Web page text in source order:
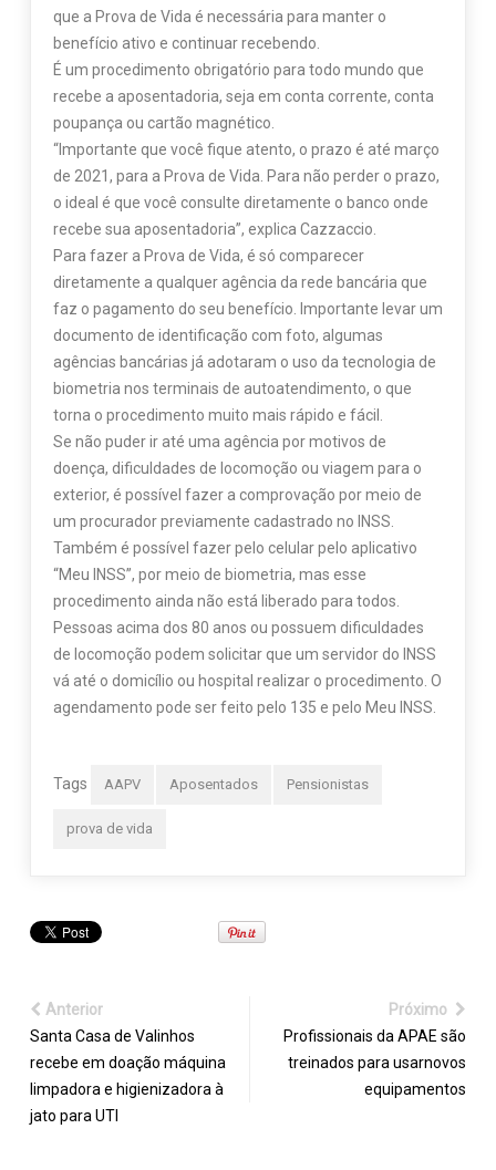
que a Prova de Vida é necessária para manter o
benefício ativo e continuar recebendo.
É um procedimento obrigatório para todo mundo que
recebe a aposentadoria, seja em conta corrente, conta
poupança ou cartão magnético.
“Importante que você fique atento, o prazo é até março
de 2021, para a Prova de Vida. Para não perder o prazo,
o ideal é que você consulte diretamente o banco onde
recebe sua aposentadoria”, explica Cazzaccio.
Para fazer a Prova de Vida, é só comparecer
diretamente a qualquer agência da rede bancária que
faz o pagamento do seu benefício. Importante levar um
documento de identificação com foto, algumas
agências bancárias já adotaram o uso da tecnologia de
biometria nos terminais de autoatendimento, o que
torna o procedimento muito mais rápido e fácil.
Se não puder ir até uma agência por motivos de
doença, dificuldades de locomoção ou viagem para o
exterior, é possível fazer a comprovação por meio de
um procurador previamente cadastrado no INSS.
Também é possível fazer pelo celular pelo aplicativo
“Meu INSS”, por meio de biometria, mas esse
procedimento ainda não está liberado para todos.
Pessoas acima dos 80 anos ou possuem dificuldades
de locomoção podem solicitar que um servidor do INSS
vá até o domicílio ou hospital realizar o procedimento. O
agendamento pode ser feito pelo 135 e pelo Meu INSS.
Tags AAPV Aposentados Pensionistas
prova de vida
Anterior
Santa Casa de Valinhos
recebe em doação máquina
limpadora e higienizadora à
jato para UTI
Próximo
Profissionais da APAE são
treinados para usarnovos
equipamentos